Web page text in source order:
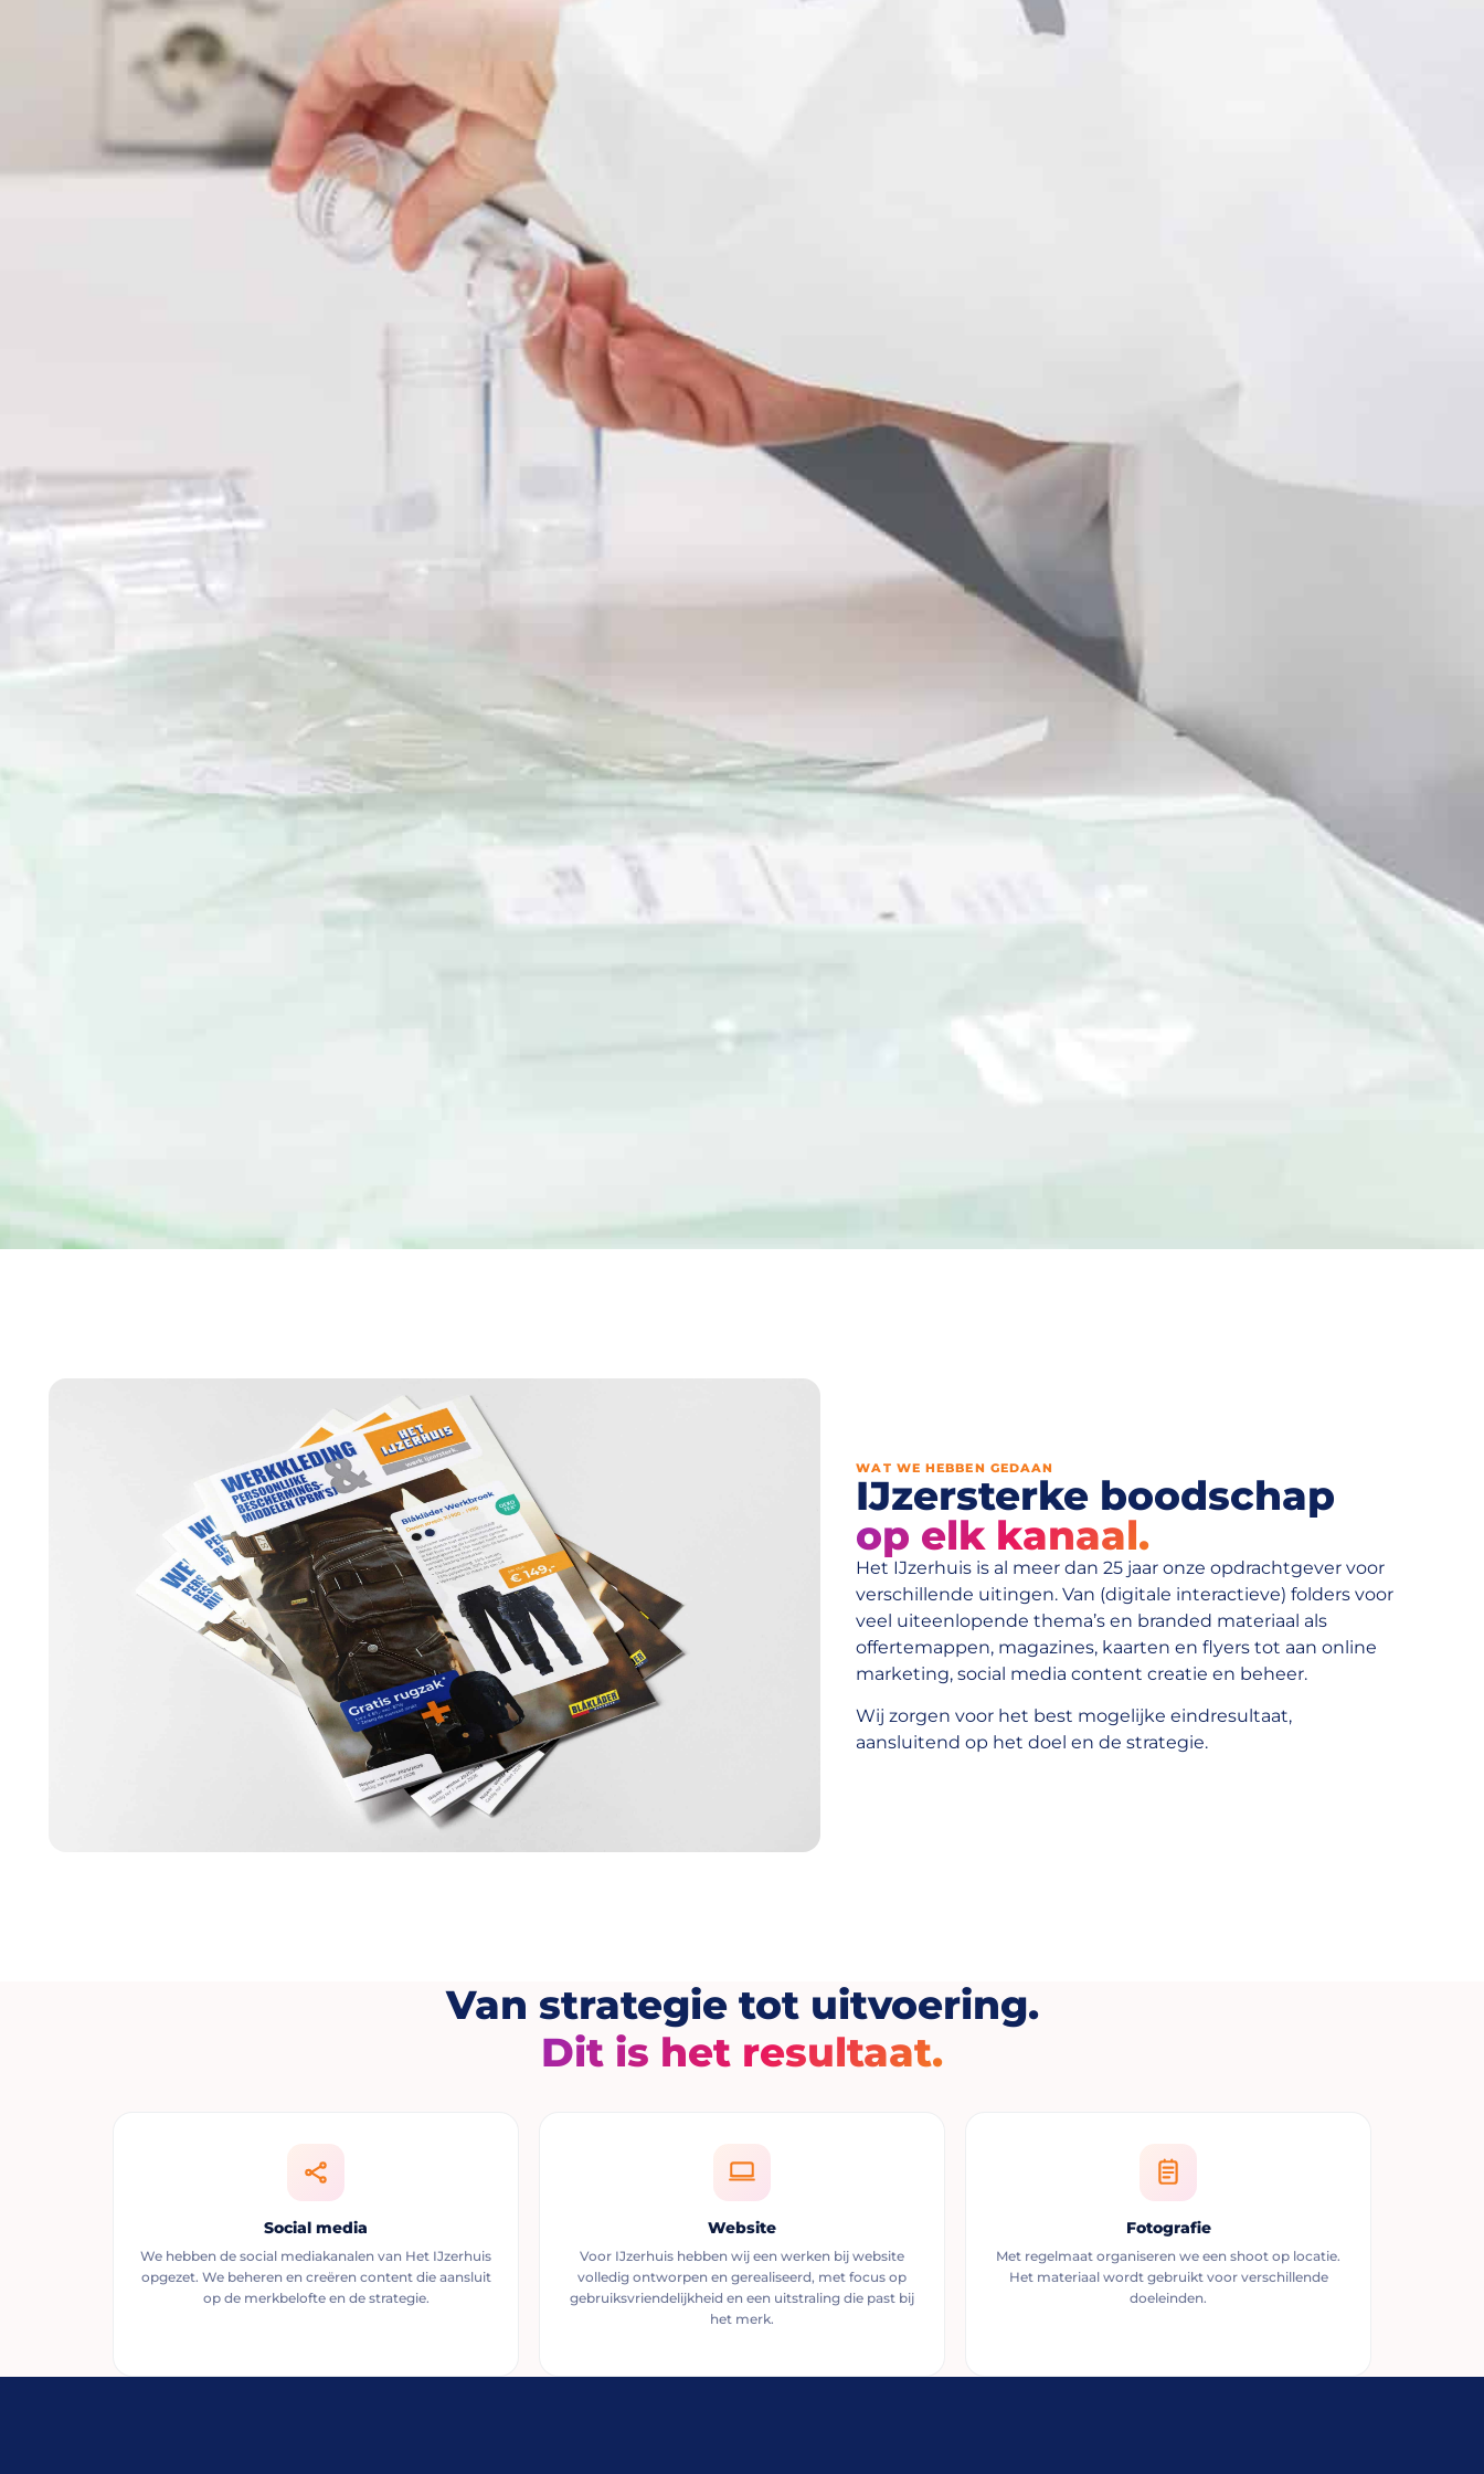
WAT WE HEBBEN GEDAAN
Het IJzerhuis is al meer dan 25 jaar onze opdrachtgever voor
verschillende uitingen. Van (digitale interactieve) folders voor
veel uiteenlopende thema’s en branded materiaal als
offertemappen, magazines, kaarten en flyerstot aan online
marketing, social media content creatie en beheer.
Wij zorgen voor het best mogelijke eindresultaat,
aansluitend op het doel en de strategie.
IJzersterke boodschap
op elk kanaal.
Van strategie tot uitvoering.
Dit is het resultaat.
Social media
We hebben de social mediakanalen van Het IJzerhuis
opgezet. We beheren en creëren content die aansluit
op de merkbelofte en de strategie.
Website
Voor IJzerhuis hebben wij een werken bij website
volledig ontworpen en gerealiseerd, met focus op
gebruiksvriendelijkheid en een uitstraling die past bij
het merk.
Fotografie
Met regelmaat organiseren we een shoot op locatie.
Het materiaal wordt gebruikt voor verschillende
doeleinden.